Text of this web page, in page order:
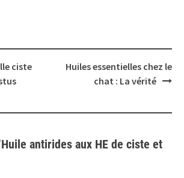
ciste
Huiles essentielles chez le
chat : La vérité
Huile antirides aux HE de ciste et